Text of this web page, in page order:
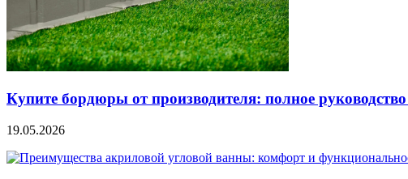
Купите бордюры от производителя: полное
19.05.2026